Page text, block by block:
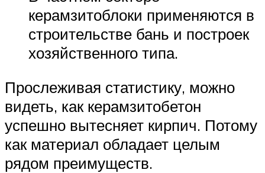
керамзитоблоки применяются в
строительстве бань и построек
хозяйственного типа.
Прослеживая статистику, можно
видеть, как керамзитобетон
успешно вытесняет кирпич. Потому
как материал обладает целым
рядом преимуществ.